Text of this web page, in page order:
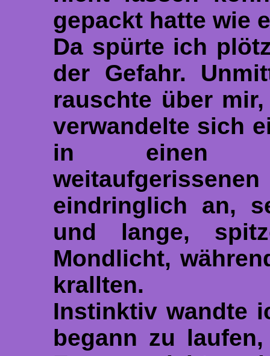
gepackt hatte wie
Da spürte ich
der Gefahr.
rauschte über
verwandelte sich
in einen
eindringlich an,
und lange,
Mondlicht,
krallten.
Instinktiv wandte
begann zu